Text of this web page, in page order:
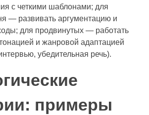
с четкими шаблонами; для
— развивать аргументацию и
для продвинутых — работать
и жанровой адаптацией
убедительная речь).
примеры